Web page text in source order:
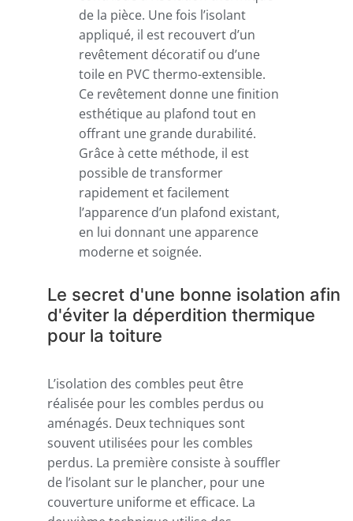
de la pièce. Une fois l’isolant
appliqué, il est recouvert d’un
revêtement décoratif ou d’une
toile en PVC thermo-extensible.
Ce revêtement donne une finition
esthétique au plafond tout en
offrant une grande durabilité.
Grâce à cette méthode, il est
possible de transformer
rapidement et facilement
l’apparence d’un plafond existant,
en lui donnant une apparence
moderne et soignée.
Le secret d'une bonne isolation afin
d'éviter la déperdition thermique
pour la toiture
L’isolation des combles peut être
réalisée pour les combles perdus ou
aménagés. Deux techniques sont
souvent utilisées pour les combles
perdus. La première consiste à souffler
de l’isolant sur le plancher, pour une
couverture uniforme et efficace. La